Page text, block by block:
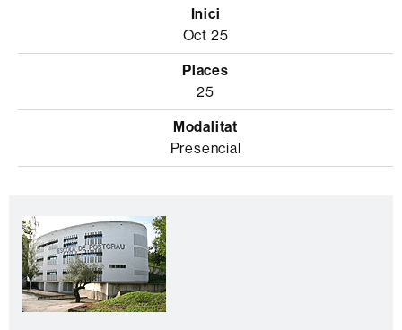
Oct 25
25
Presencial
complementària
C
o
n
t